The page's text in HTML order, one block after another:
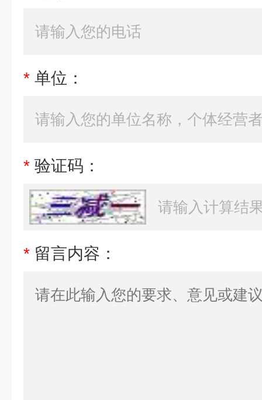
* 单位：
* 验证码：
* 留言内容：